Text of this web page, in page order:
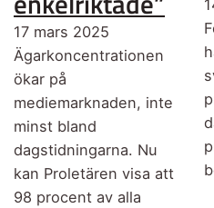
17 mars 2025
Ägarkoncentrationen
ökar på
mediemarknaden, inte
minst bland
dagstidningarna. Nu
kan Proletären visa att
98 procent av alla